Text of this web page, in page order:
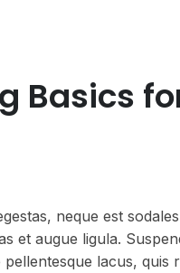
Basics
neque est
et augue ligula.
lacus, quis